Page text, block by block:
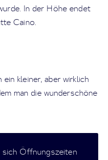
In der Höhe endet
Caino.
kleiner, aber wirklich
man die wunderschöne
sich Öffnungszeiten